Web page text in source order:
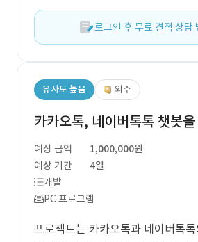
로그인 후 무료 견적 상담
유사도 높음 외주
카카오톡, 네이버톡톡 챗봇
예상 금액
1,000,000원
예상 기간
4일
개발
PC 프로그램
프로젝트는 카카오톡과 네이버톡